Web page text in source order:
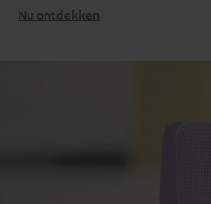
Nu ontdekken